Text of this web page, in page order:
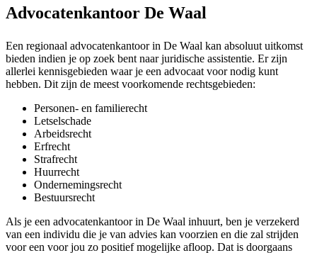
Advocatenkantoor De Waal
Een regionaal advocatenkantoor in De Waal kan absoluut uitkomst
bieden indien je op zoek bent naar juridische assistentie. Er zijn
allerlei kennisgebieden waar je een advocaat voor nodig kunt
hebben. Dit zijn de meest voorkomende rechtsgebieden:
Personen- en familierecht
Letselschade
Arbeidsrecht
Erfrecht
Strafrecht
Huurrecht
Ondernemingsrecht
Bestuursrecht
Als je een advocatenkantoor in De Waal inhuurt, ben je verzekerd
van een individu die je van advies kan voorzien en die zal strijden
voor een voor jou zo positief mogelijke afloop. Dat is doorgaans